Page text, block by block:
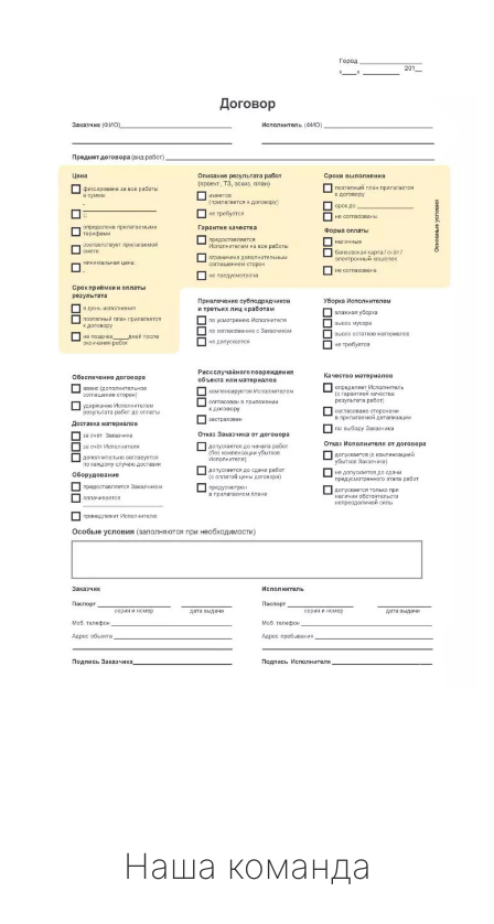
Наша команда